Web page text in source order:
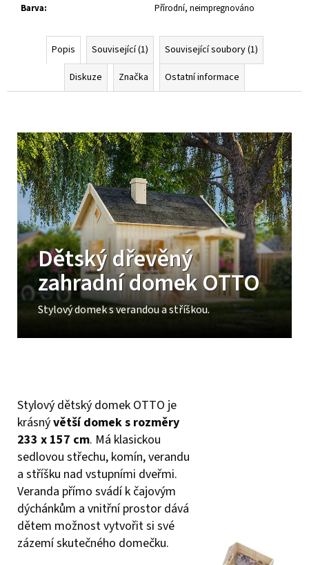
Barva: Přírodní, neimpregnováno
Popis Související (1)
Související soubory (1)
Diskuze
Značka Ostatní informace
Dětský dřevěný
zahradní domek OTTO
Stylový domek s verandou a stříškou.
Stylový dětský domek OTTO je
krásnývětší domek s rozměry
233 x 157 cm. Má klasickou
sedlovou střechu, komín, verandu
a stříšku nad vstupními dveřmi.
Veranda přímo svádí k čajovým
dýchánkům a vnitřní prostor dává
dětem možnost vytvořit si své
zázemí skutečného domečku.